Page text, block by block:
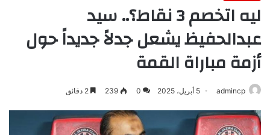
ليه اتخصم 3 نقاط؟.. سيد
عبدالحفيظ يشعل جدلاً جديداً حول
أزمة مباراة القمة
admincp 5 أبريل، 2025 0
239